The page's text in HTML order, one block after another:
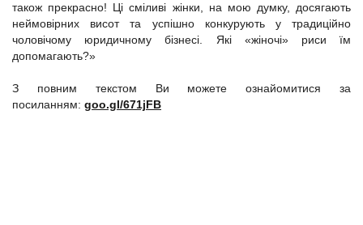
також прекрасно! Ці сміливі жінки, на мою думку, досягають
неймовірних висот та успішно конкурують у традиційно
чоловічому юридичному бізнесі. Які «жіночі» риси їм
допомагають?»
З повним текстом Ви можете ознайомитися за
посиланням: goo.gl/671jFB